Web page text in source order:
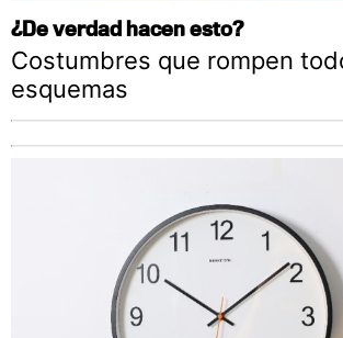
¿De verdad hacen esto?
Costumbres que rompen
esquemas